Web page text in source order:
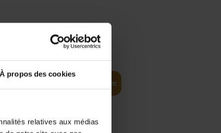
À propos des cookies
relatives aux médias
world 29,99
Ajouter au panier